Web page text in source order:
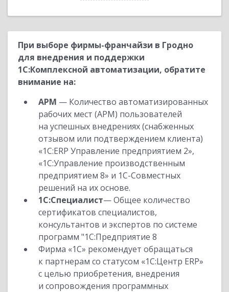
При выборе фирмы-франчайзи в Гродно
для внедрения и поддержки
1С:Комплексной автоматизации, обратите
внимание на:
АРМ — Количество автоматизированных
рабочих мест (АРМ) пользователей
на успешных внедрениях (снабженных
отзывом или подтверждением клиента)
«1С:ERP Управление предприятием 2»,
«1С:Управление производственным
предприятием 8» и 1С-Совместных
решений на их основе.
1С:Специалист— Общее количество
сертификатов специалистов,
консультантов и экспертов по системе
программ "1С:Предприятие 8
Фирма «1С» рекомендует обращаться
к партнерам со статусом «1С:Центр ERP»
с целью приобретения, внедрения
и сопровождения программных